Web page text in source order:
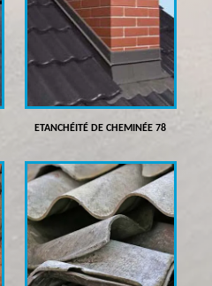
ETANCHÉITÉ DE CHEMINÉE 78